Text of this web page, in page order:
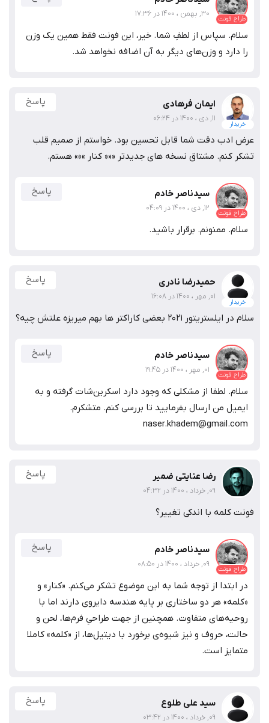
طراح فونت 30, بهمن ، 1400 در 17:36
سلام. سپاس از لطفِ شما. خیر، این فونت فقط همین یک وزن
را دارد و وزن‌های دیگر به آن اضافه نخواهد شد.
خریدار
ایمان فرهادی
11, دی ، 1400 در 06:24
پاسخ
عرض ادب دقت شما قابل تحسین بود. خواستم از صمیم قلب
تشکر کنم. مشتاق نسخه های جدیدتر ««« کنار »»» هستم.
طراح فونت
سیدناصر خادم
12, دی ، 1400 در 04:09
پاسخ
سلام. ممنونم. برقرار باشید.
خریدار
حمیدرضا نادری
01, مهر ، 1400 در 16:08
پاسخ
سلام در ایلستریتور 2021 بعضی کاراکتر ها بهم میریزه علتش چیه؟
طراح فونت
سیدناصر خادم
01, مهر ، 1400 در 19:45
پاسخ
سلام. لطفا از مشکلی که وجود دارد اسکرین‌شات گرفته و به
ایمیل من ارسال بفرمایید تا بررسی کنم. متشکرم.
naser.khadem@gmail.com
رضا عنایتی ضمیر
09, خرداد ، 1400 در 04:32
پاسخ
فونت کلمه با اندکی تغییر؟
طراح فونت
سیدناصر خادم
09, خرداد ، 1400 در 08:50
پاسخ
در ابتدا از توجه شما به این موضوع تشکر می‌کنم. «کنار» و
«کلمه» هر دو ساختاری بر پایه هندسه دایروی دارند اما با
روحیه‌های متفاوت. همچنین از جهت طراحیِ فرم‌ها، لحن و
حالت، حروف و نیز شیوه‌ی برخورد با دیتیل‌ها، از «کلمه» کاملا
متمایز است.
سید علی طلوع
09, خرداد ، 1400 در 03:42
پاسخ